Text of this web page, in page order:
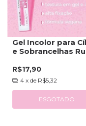
Gel Incolor para
e Sobrancelhas
R$17,90
4 x de R$5,32
ESGOTADO